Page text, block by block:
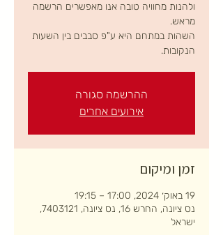
ולהנות מחוויה טובה אנו מאפשרים הרשמה
השהות במתחם היא ע"פ סבבים בין השעות
הנקובות.
ההרשמה סגורה
אירועים אחרים
זמן ומיקום
19 באוק׳ 2024, 17:00 – 19:15
נס ציונה, החרש 16, נס ציונה, 7403121,
ישראל